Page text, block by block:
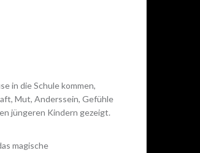
in die Schule kommen,
Mut, Anderssein, Gefühle
jüngeren Kindern gezeigt.
magische